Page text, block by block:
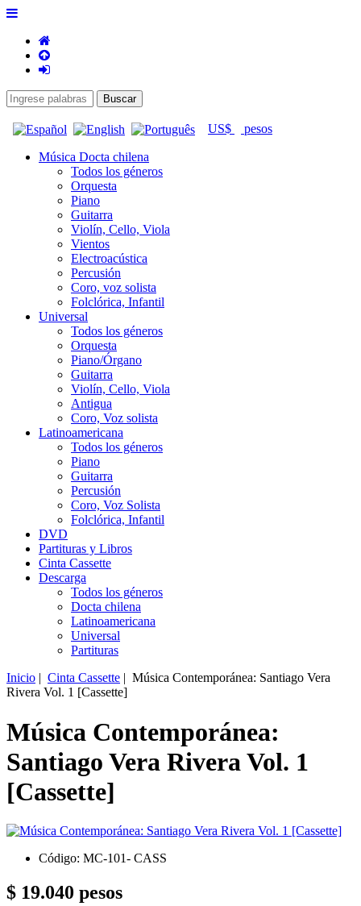
US$ pesos
Música Docta chilena
Todos los géneros
Orquesta
Piano
Guitarra
Violín, Cello, Viola
Vientos
Electroacústica
Percusión
Coro, voz solista
Folclórica, Infantil
Universal
Todos los géneros
Orquesta
Piano/Órgano
Guitarra
Violín, Cello, Viola
Antigua
Coro, Voz solista
Latinoamericana
Todos los géneros
Piano
Guitarra
Percusión
Coro, Voz Solista
Folclórica, Infantil
DVD
Partituras y Libros
Cinta Cassette
Descarga
Todos los géneros
Docta chilena
Latinoamericana
Universal
Partituras
Inicio | Cinta Cassette | Música Contemporánea: Santiago Vera
Rivera Vol. 1 [Cassette]
Música Contemporánea:
Santiago Vera Rivera Vol. 1
[Cassette]
Código: MC-101- CASS
$ 19.040 pesos